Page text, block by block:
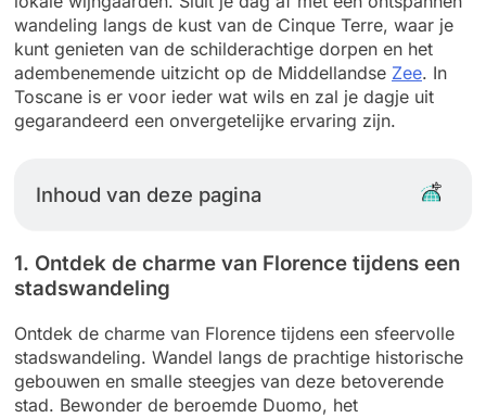
wandeling langs de kust van de Cinque Terre, waar je
kunt genieten van de schilderachtige dorpen en het
adembenemende uitzicht op de Middellandse Zee. In
Toscane is er voor ieder wat wils en zal je dagje uit
gegarandeerd een onvergetelijke ervaring zijn.
Inhoud van deze pagina
1. Ontdek de charme van Florence tijdens een
stadswandeling
Ontdek de charme van Florence tijdens een sfeervolle
stadswandeling. Wandel langs de prachtige historische
gebouwen en smalle steegjes van deze betoverende
stad. Bewonder de beroemde Duomo, het